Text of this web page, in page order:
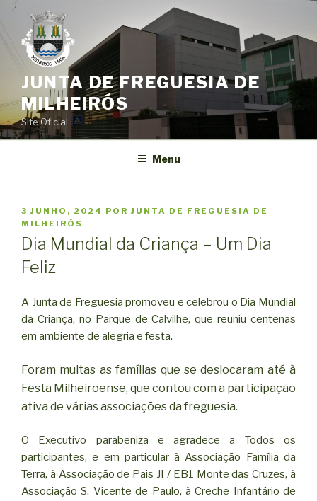
Saltar
o
conteúdo
JUNTA DE FREGUESIA DE
MILHEIRÓS
Site Oficial
Menu
PUBLICADO
EM
3 JUNHO, 2024 POR JUNTA DE FREGUESIA DE
MILHEIRÓS
Dia Mundial da Criança – Um Dia
Feliz
A Junta de Freguesia promoveu e celebrou o Dia Mundial
da Criança, no Parque de Calvilhe, que reuniu centenas
em ambiente de alegria e festa.
Foram muitas as famílias que se deslocaram até à
Festa Milheiroense, que contou com a participação
ativa de várias associações da freguesia.
O Executivo parabeniza e agradece a Todos os
participantes, e em particular à Associação Família da
Terra, à Associação de Pais JI / EB1 Monte das Cruzes, à
Associação S. Vicente de Paulo, à Creche Infantário de